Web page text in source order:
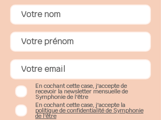
En cochant cette case, j'accepte de
recevoir la newsletter mensuelle de
Symphonie de l'être
En cochant cette case, j'accepte la
politique de confidentialité de Symphonie
de l'être